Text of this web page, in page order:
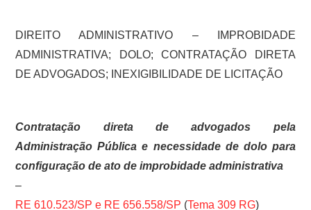
DIREITO ADMINISTRATIVO – IMPROBIDADE
ADMINISTRATIVA; DOLO; CONTRATAÇÃO DIRETA
DE ADVOGADOS; INEXIGIBILIDADE DE LICITAÇÃO
Contratação direta de advogados pela
Administração Pública e necessidade de dolo para
configuração de ato de improbidade administrativa
–
RE 610.523/SP e RE 656.558/SP (Tema 309 RG)